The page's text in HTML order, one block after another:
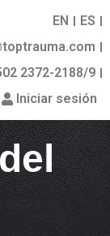
EN
ES
2372-2188/9
Iniciar sesión